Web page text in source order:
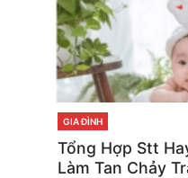
CATEGORIES
GIA ĐÌNH
Tổng Hợp Stt
Làm Tan Chảy